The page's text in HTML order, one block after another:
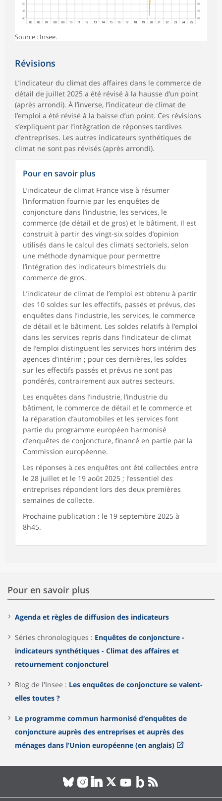
50
45
40 40
45
50
05 06 07 08 09 10 11 12 13 14 15 16 17 18 19 20 21 22 23 24 25
Source : Insee.
Révisions
L’indicateur du climat des affaires dans le commerce de
détail de juillet 2025 a été révisé à la hausse d’un point
(après arrondi). À l’inverse, l’indicateur de climat de
l’emploi a été révisé à la baisse d’un point. Ces révisions
s’expliquent par l’intégration de réponses tardives
d’entreprises. Les autres indicateurs synthétiques de
climat ne sont pas révisés (après arrondi).
Pour en savoir plus
L’indicateur de climat France vise à résumer
l’information fournie par les enquêtes de
conjoncture dans l’industrie, les services, le
commerce (de détail et de gros) et le bâtiment. Il est
construit à partir des vingt-six soldes d’opinion
utilisés dans le calcul des climats sectoriels, selon
une méthode dynamique pour permettre
l’intégration des indicateurs bimestriels du
commerce de gros.
L’indicateur de climat de l’emploi est obtenu à partir
des 10 soldes sur les effectifs, passés et prévus, des
enquêtes dans l’industrie, les services, le commerce
de détail et le bâtiment. Les soldes relatifs à l’emploi
dans les services repris dans l’indicateur de climat
de l’emploi distinguent les services hors intérim des
agences d’intérim ; pour ces dernières, les soldes
sur les effectifs passés et prévus ne sont pas
pondérés, contrairement aux autres secteurs.
Les enquêtes dans l’industrie, l’industrie du
bâtiment, le commerce de détail et le commerce et
la réparation d’automobiles et les services font
partie du programme européen harmonisé
d’enquêtes de conjoncture, financé en partie par la
Commission européenne.
Les réponses à ces enquêtes ont été collectées entre
le 28 juillet et le 19 août 2025 ; l’essentiel des
entreprises répondent lors des deux premières
semaines de collecte.
Prochaine publication : le 19 septembre 2025 à
8h45.
Pour en savoir plus
Agenda et règles de diffusion des indicateurs
Séries chronologiques : Enquêtes de conjoncture -
indicateurs synthétiques - Climat des affaires et
retournement conjoncturel
Blog de l'Insee : Les enquêtes de conjoncture se valent-
elles toutes ?
Le programme commun harmonisé d‘enquêtes de
conjoncture auprès des entreprises et auprès des
ménages dans l’Union européenne (en anglais)